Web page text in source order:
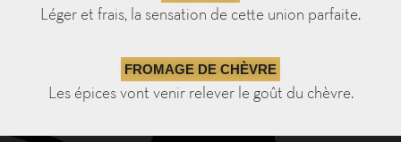
Léger et frais, la sensation de cette union parfaite.
FROMAGE DE CHÈVRE
Les épices vont venir relever le goût du chèvre.